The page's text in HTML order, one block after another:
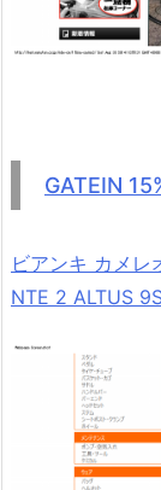
GATEIN
ビアンキ カメ
NTE 2 ALTUS